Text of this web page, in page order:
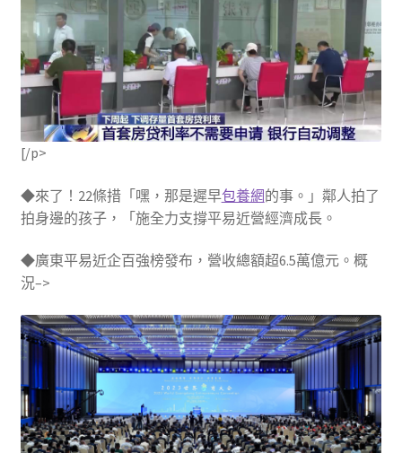
[/p>
◆來了！22條措「嘿，那是遲早包養網的事。」鄰人拍了
拍身邊的孩子，「施全力支撐平易近營經濟成長。
◆廣東平易近企百強榜發布，營收總額超6.5萬億元。概
況–>